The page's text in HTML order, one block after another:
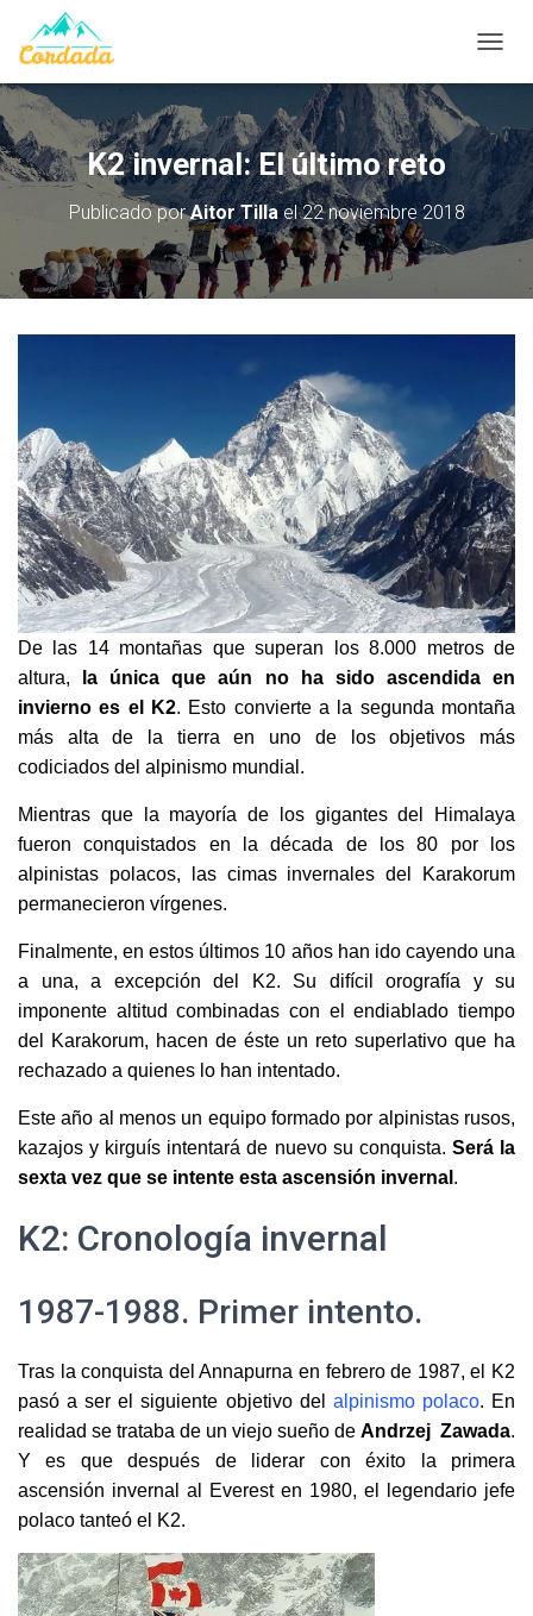
K2 invernal: El último reto
Publicado porAitor Tillael22 noviembre 2018
De las 14 montañas que superan los 8.000 metros de
altura,
la única que aún no ha sido ascendida en
invierno es el K2. Esto convierte a la segunda montaña
más alta de la tierra en uno de los objetivos más
codiciados del alpinismo mundial.
Mientras que la mayoría de los gigantes del Himalaya
fueron conquistados en la década de los 80 por los
alpinistas polacos, las cimas invernales del Karakorum
permanecieron vírgenes.
Finalmente, en estos últimos 10 años han ido cayendo una
a una, a excepción del K2. Su difícil orografía y su
imponente altitud combinadas con el endiablado tiempo
del Karakorum, hacen de éste un reto superlativo que ha
rechazado a quienes lo han intentado.
Este año al menos un equipo formado por alpinistas rusos,
kazajos y kirguís intentará de nuevo su conquista. Será la
sexta vez que se intente esta ascensión invernal .
K2: Cronología invernal
1987-1988. Primer intento.
Tras la conquista del Annapurna en febrero de 1987, el K2
pasó a ser el siguiente objetivo del alpinismo polaco. En
realidad se trataba de un viejo sueño de Andrzej Zawada.
Y es que después de liderar con éxito la primera
ascensión invernal al Everest en 1980, el legendario jefe
polaco tanteó el K2.